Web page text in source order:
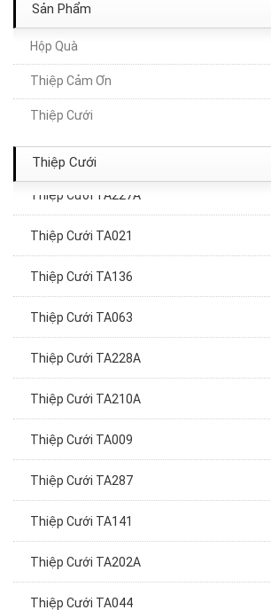
Sản Phẩm
Hộp Quà
Thiệp Cảm Ơn
Thiệp Cưới
Thiệp Cưới
Thiệp Cưới TA240A
Thiệp Cưới TA116
Thiệp Cưới TA021
Thiệp Cưới TA136
Thiệp Cưới TA063
Thiệp Cưới TA228A
Thiệp Cưới TA210A
Thiệp Cưới TA009
Thiệp Cưới TA287
Thiệp Cưới TA141
Thiệp Cưới TA202A
Thiệp Cưới TA044